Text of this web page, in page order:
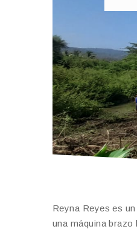
Reyna Reyes es
una máquina